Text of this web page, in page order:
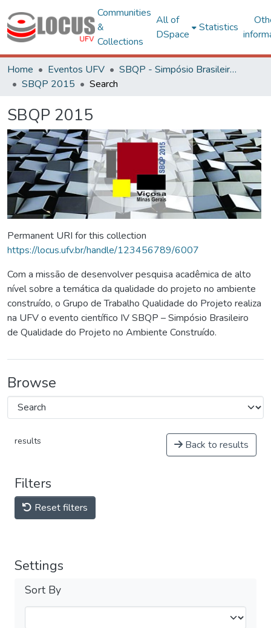
Communities
&
Collections
All of
DSpace
Statistics
Home Eventos UFV
SBQP - Simpósio Brasileiro de Qualidade do Projeto no Ambiente Construído
SBQP 2015
Search
SBQP 2015
Permanent URI for this collection
https://locus.ufv.br/handle/123456789/6007
Com a missão de desenvolver pesquisa acadêmica de alto
nível sobre a temática da qualidade do projeto no ambiente
construído, o Grupo de Trabalho Qualidade do Projeto realiza
na UFV o evento científico IV SBQP – Simpósio Brasileiro
de Qualidade do Projeto no Ambiente Construído.
Browse
results Back to results
Filters
Reset filters
Settings
Sort By